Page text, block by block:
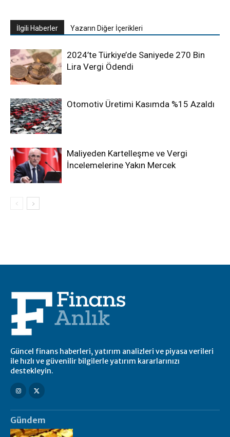
İlgili Haberler Yazarın Diğer İçerikleri
2024’te Türkiye’de Saniyede 270 Bin
Lira Vergi Ödendi
Otomotiv Üretimi Kasımda %15 Azaldı
Maliyeden Kartelleşme ve Vergi
İncelemelerine Yakın Mercek
Güncel finans haberleri, yatırım analizleri ve piyasa verileri
ile hızlı ve güvenilir bilgilerle yatırım kararlarınızı
destekleyin.
Gündem